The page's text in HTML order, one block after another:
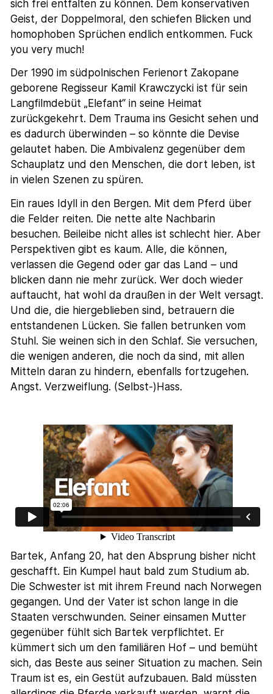
sich frei entfalten zu können. Dem konservativen
Geist, der Doppelmoral, den schiefen Blicken und
homophoben Sprüchen endlich entkommen. Fuck
you very much!
Der 1990 im südpolnischen Ferienort Zakopane
geborene Regisseur Kamil Krawczycki ist für sein
Langfilmdebüt „Elefant“ in seine Heimat
zurückgekehrt. Dem Trauma ins Gesicht sehen und
es dadurch überwinden – so könnte die Devise
gelautet haben. Die Ambivalenz gegenüber dem
Schauplatz und den Menschen, die dort leben, ist
in vielen Szenen zu spüren.
Ein raues Idyll in den Bergen. Mit dem Pferd über
die Felder reiten. Die nette alte Nachbarin
besuchen. Beileibe nicht alles ist schlecht hier. Aber
Perspektiven gibt es kaum. Alle, die können,
verlassen die Gegend oder gar das Land – und
blicken dann nie mehr zurück. Wer doch wieder
auftaucht, hat wohl da draußen in der Welt versagt.
Und die, die hiergeblieben sind, betrauern die
entstandenen Lücken. Sie fallen betrunken vom
Stuhl. Sie weinen sich in den Schlaf. Sie versuchen,
die wenigen anderen, die noch da sind, mit allen
Mitteln daran zu hindern, ebenfalls fortzugehen.
Angst. Verzweiflung. (Selbst-)Hass.
Bartek, Anfang 20, hat den Absprung bisher nicht
geschafft. Ein Kumpel haut bald zum Studium ab.
Die Schwester ist mit ihrem Freund nach Norwegen
gegangen. Und der Vater ist schon lange in die
Staaten verschwunden. Seiner einsamen Mutter
gegenüber fühlt sich Bartek verpflichtet. Er
kümmert sich um den familiären Hof – und bemüht
sich, das Beste aus seiner Situation zu machen. Sein
Traum ist es, ein Gestüt aufzubauen. Bald müssten